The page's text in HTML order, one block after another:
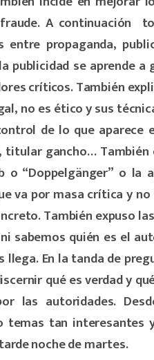
A continuación
entre propaganda,
publicidad se aprende
críticos.También
no es ético y sus
de lo que aparece
gancho… También
o “Doppelgänger” o la
va por masa crítica y
También expuso
sabemos quién es el
llega. En la tanda de
qué es verdad y
las autoridades.
temas tan
noche de martes.